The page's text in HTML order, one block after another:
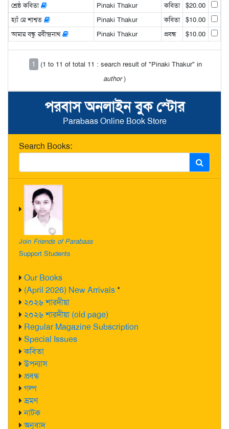
পরবাস অনলাইন বুক স্টোর
Parabaas Online Book Store
Search Books:
Join Friends of Parabaas
Support Students
Our Books
(April 2026) New Arrivals*
২০২৬ শারদীয়া
২০২৬ শারদীয়া (old page)
Regular Magazine Subscription
Special Issues
কবিতা
উপন্যাস
প্রবন্ধ
গল্প
ভ্রমণ
নাটক
অনুবাদ
শ্রেষ্ঠ কবিতা
Pinaki Thakur কবিতা
$20.00
হ্যাঁ রে শাশ্বত
Pinaki Thakur কবিতা
$10.00
আমার বন্ধু রবীন্দ্রনাথ
Pinaki Thakur প্রবন্ধ $10.00
1
(1 to 11 of total 11 : search result of "Pinaki Thakur" in
author)